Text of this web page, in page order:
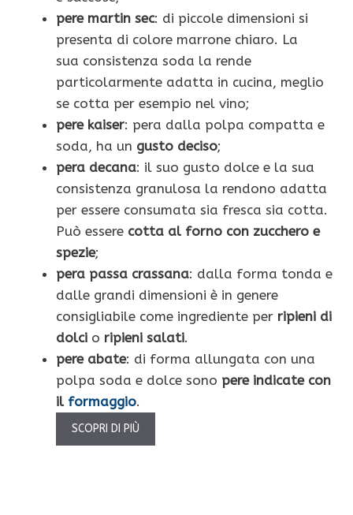
pere martin sec: di piccole dimensioni si
presenta di colore marrone chiaro. La
sua consistenza soda la rende
particolarmente adatta in cucina, meglio
se cotta per esempio nel vino;
pere kaiser: pera dalla polpa compatta e
soda, ha un gusto deciso;
pera decana: il suo gusto dolce e la sua
consistenza granulosa la rendono adatta
per essere consumata sia fresca sia cotta.
Può essere cotta al forno con zucchero e
spezie;
pera passa crassana: dalla forma tonda e
dalle grandi dimensioni è in genere
consigliabile come ingrediente per ripieni di
dolci o ripieni salati.
pere abate: di forma allungata con una
polpa soda e dolce sono pere indicate con
il formaggio.
SCOPRI DI PIÙ